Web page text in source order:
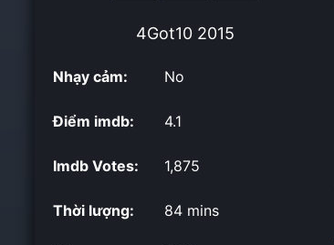
4Got102015
Nhạy cảm: No
Điểm imdb: 4.1
Imdb Votes: 1,875
Thời lượng: 84 mins